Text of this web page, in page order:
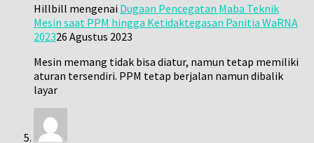
Hillbill mengenai Dugaan Pencegatan Maba Teknik
Mesin saat PPM hingga Ketidaktegasan Panitia WaRNA
202326 Agustus 2023
Mesin memang tidak bisa diatur, namun tetap memiliki
aturan tersendiri. PPM tetap berjalan namun dibalik
layar